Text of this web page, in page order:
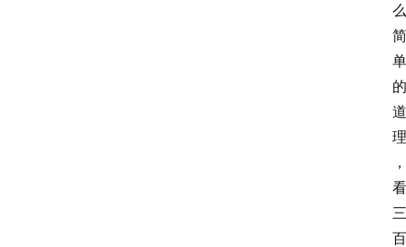
么
简
单
的
道
理
，
看
三
百